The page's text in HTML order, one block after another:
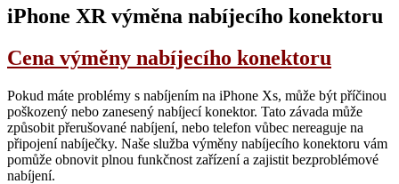
iPhone XR výměna nabíjecího konektoru
Cena výměny nabíjecího konektoru
Pokud máte problémy s nabíjením na iPhone Xs, může být příčinou
poškozený nebo zanesený nabíjecí konektor. Tato závada může
způsobit přerušované nabíjení, nebo telefon vůbec nereaguje na
připojení nabíječky. Naše služba výměny nabíjecího konektoru vám
pomůže obnovit plnou funkčnost zařízení a zajistit bezproblémové
nabíjení.